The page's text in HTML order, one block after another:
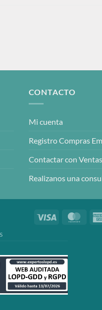
CONTACTO
Mi cuenta
Registro Compras
Contactar con Ventas
Realizanos una
Visa